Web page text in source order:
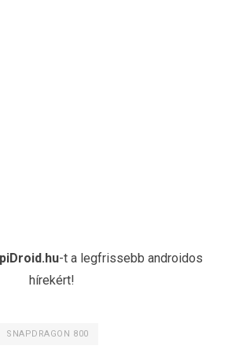
-t a legfrissebb androidos
hírekért!
SNAPDRAGON 800